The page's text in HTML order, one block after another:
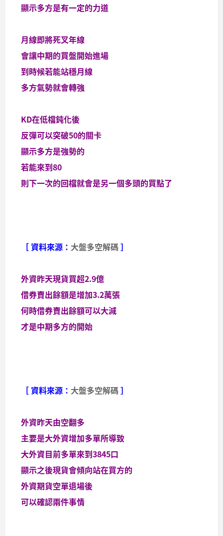
顯示多方是有一定的力道
月線即將死叉年線
會讓中期的買盤開始進場
到時候若能站穩月線
多方氣勢就會轉強
KD在低檔鈍化後
反彈可以突破50的關卡
顯示多方是強勢的
若能來到80
則下一次的回檔就會是另一個多頭的買點了
［ 資料來源： 大盤多空解碼］
外資昨天現貨買超2.9億
借券賣出餘額是增加3.2萬張
何時借券賣出餘額可以大減
才是中期多方的開始
［ 資料來源： 大盤多空解碼］
外資昨天由空翻多
主要是大外資增加多單所導致
大外資目前多單來到3845口
顯示之後現貨會傾向站在買方的
外資期貨空單退場後
可以確認兩件事情